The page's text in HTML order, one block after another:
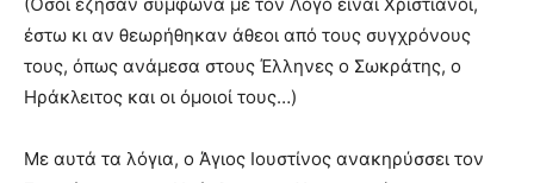
έστω κι αν θεωρήθηκαν άθεοι από τους συγχρόνους
τους, όπως ανάμεσα στους Έλληνες ο Σωκράτης, ο
Ηράκλειτος και οι όμοιοί τους…)
Με αυτά τα λόγια, ο Άγιος Ιουστίνος ανακηρύσσει τον